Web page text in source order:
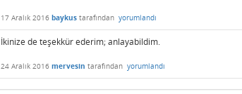
17 Aralık 2016 baykus tarafından yorumlandı
İkinize de teşekkür ederim; anlayabildim.
24 Aralık 2016 mervesin tarafından yorumlandı